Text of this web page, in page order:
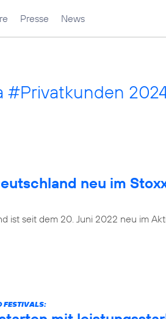
Presse News
#Privatkunden
neu im
ist seit dem 20. Juni 2022 neu im
FESTIVALS: